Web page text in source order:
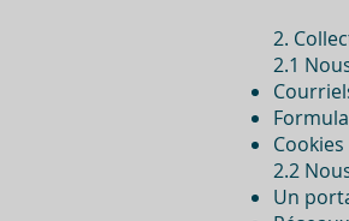
2.
2.1
2.2
Un